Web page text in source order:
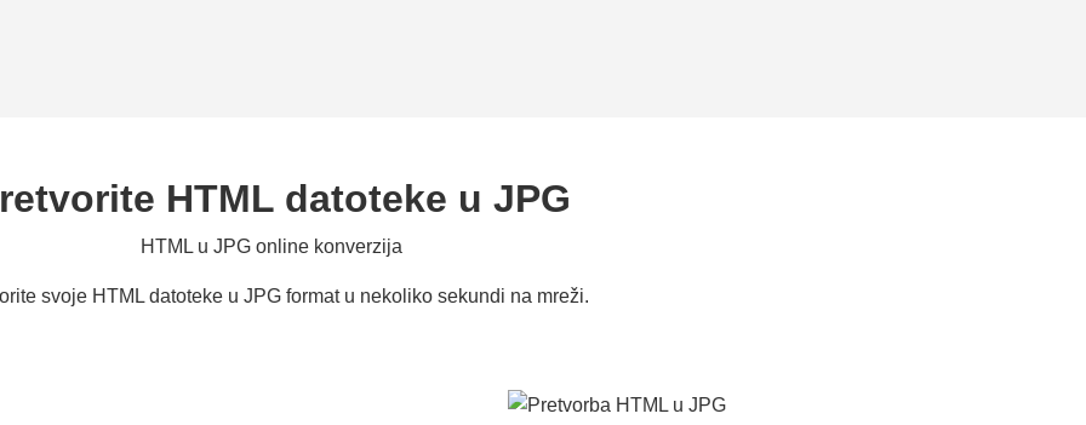
HTML datoteke u JPG
HTML u JPG online konverzija
svoje HTML datoteke u JPG format u nekoliko sekundi na mreži.